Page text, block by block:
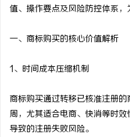
值、操作要点及风险防控体系，
一、商标购买的核心价值解析
1、时间成本压缩机制
商标购买通过转移已核准注册
周，尤其适合电商、快消等时
导致的注册失败风险。